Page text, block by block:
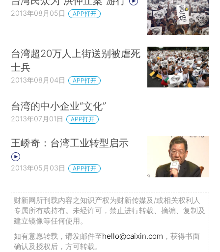
2013年08月05日 APP打开
台湾超20万人上街送别被虐死
士兵
2013年08月04日 APP打开
台湾的中小企业“文化”
2013年07月01日 APP打开
王峤奇：台湾工业转型启示
2013年05月03日 APP打开
财新网所刊载内容之知识产权为财新传媒及/或相关权利人
专属所有或持有。未经许可，禁止进行转载、摘编、复制及
建立镜像等任何使用。
如有意愿转载，请发邮件至hello@caixin.com ，获得书面
确认及授权后，方可转载。